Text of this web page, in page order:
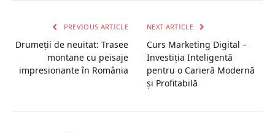
PREVIOUS ARTICLE
Drumeții de neuitat: Trasee
montane cu peisaje
impresionante în România
NEXT ARTICLE
Curs Marketing Digital –
Investiția Inteligentă
pentru o Carieră Modernă
și Profitabilă